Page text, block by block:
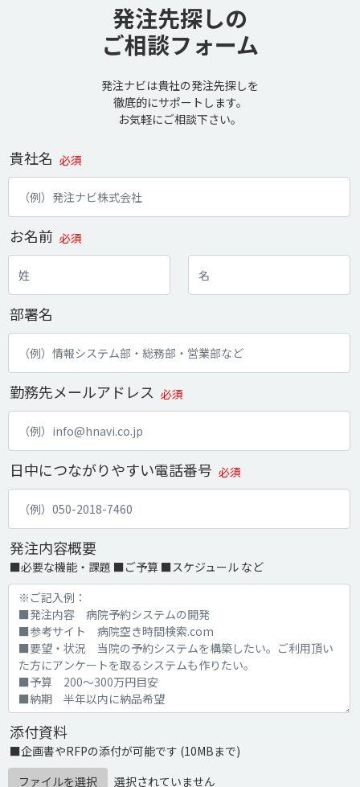
発注先探しの
ご相談フォーム
発注ナビは貴社の発注先探しを
徹底的にサポートします。
お気軽にご相談下さい。
貴社名 必須
お名前 必須
部署名
勤務先メールアドレス 必須
日中につながりやすい電話番号 必須
発注内容概要
■必要な機能・課題 ■ご予算 ■スケジュール など
添付資料
■企画書やRFPの添付が可能です (10MBまで)
ファイルを選択
選択されていません